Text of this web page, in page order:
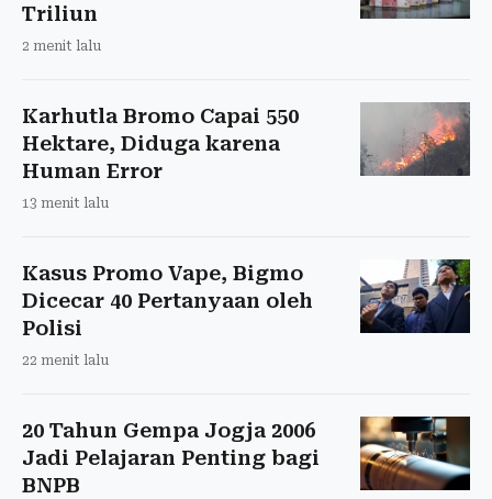
Triliun
2 menit lalu
Karhutla Bromo Capai 550
Hektare, Diduga karena
Human Error
13 menit lalu
Kasus Promo Vape, Bigmo
Dicecar 40 Pertanyaan oleh
Polisi
22 menit lalu
20 Tahun Gempa Jogja 2006
Jadi Pelajaran Penting bagi
BNPB